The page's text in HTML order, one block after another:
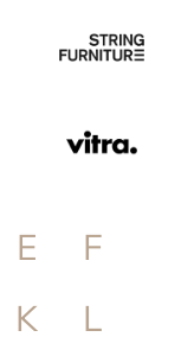
E
F
K
L